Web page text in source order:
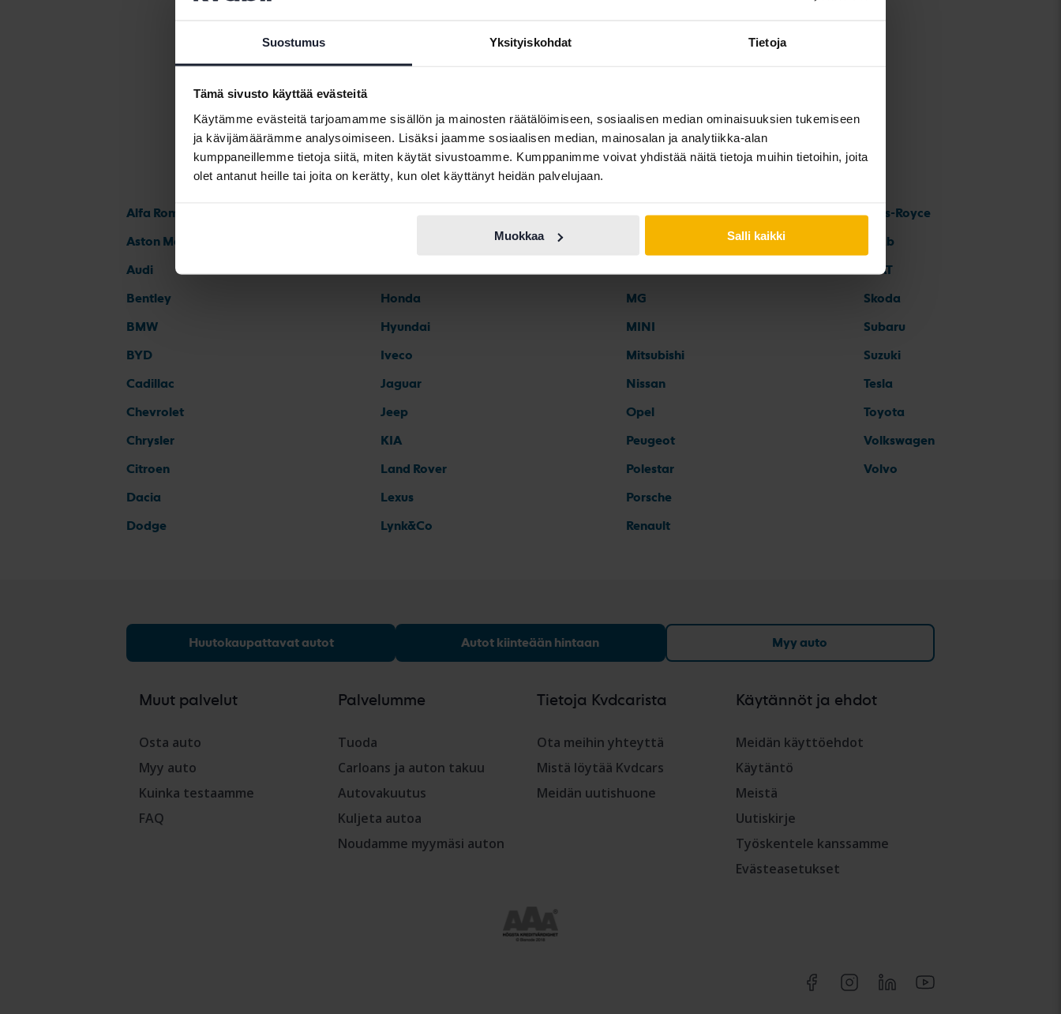
Suostumus Yksityiskohdat Tietoja
Tämä sivusto käyttää evästeitä
Käytämme evästeitä tarjoamamme sisällön ja mainosten räätälöimiseen, sosiaalisen median ominaisuuksien tukemiseen
ja kävijämäärämme analysoimiseen. Lisäksi jaamme sosiaalisen median, mainosalan ja analytiikka-alan
kumppaneillemme tietoja siitä, miten käytät sivustoamme. Kumppanimme voivat yhdistää näitä tietoja muihin tietoihin, joita
olet antanut heille tai joita on kerätty, kun olet käyttänyt heidän palvelujaan.
Muokkaa Salli kaikki
Automerkit
Alfa Romeo
Aston Martin
Audi
Bentley
BMW
BYD
Cadillac
Chevrolet
Chrysler
Citroen
Dacia
Dodge
Honda
Hyundai
Iveco
Jaguar
Jeep
KIA
Land Rover
Lexus
Lynk&Co
Maserati
MG
MINI
Mitsubishi
Nissan
Opel
Peugeot
Polestar
Porsche
Renault
Rolls-Royce
Saab
SEAT
Skoda
Subaru
Suzuki
Tesla
Toyota
Volkswagen
Volvo
Huutokaupattavat autot Autot kiinteään hintaan Myy auto
Muut palvelut
Osta auto
Myy auto
Kuinka testaamme
FAQ
Palvelumme
Tuoda
Carloans ja auton takuu
Autovakuutus
Kuljeta autoa
Noudamme myymäsi auton
Tietoja Kvdcarista
Ota meihin yhteyttä
Mistä löytää Kvdcars
Meidän uutishuone
Käytännöt ja ehdot
Meidän käyttöehdot
Käytäntö
Meistä
Uutiskirje
Työskentele kanssamme
Evästeasetukset